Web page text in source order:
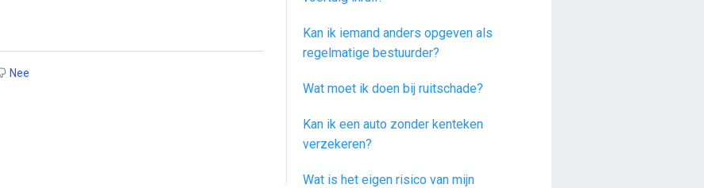
Nee
Kan ik iemand anders opgeven als
regelmatige bestuurder?
Wat moet ik doen bij ruitschade?
Kan ik een auto zonder kenteken
verzekeren?
Wat is het eigen risico van mijn